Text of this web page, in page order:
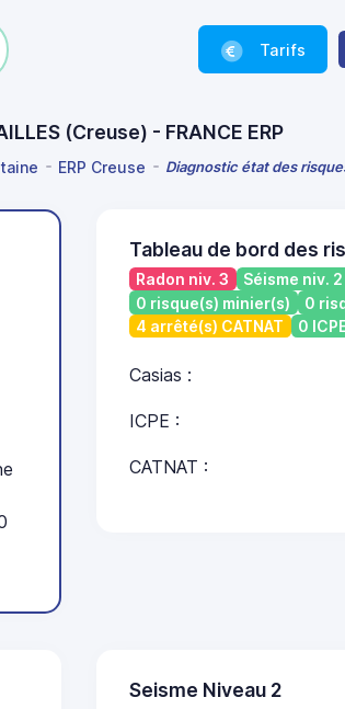
Tarifs
(Creuse) - FRANCE ERP
ERP Creuse Diagnostic état des
Tableau de bord des
Radon niv. 3 Séisme niv. 2
0 risque(s) minier(s)
0
4 arrêté(s) CATNAT
0
Casias :
ICPE :
CATNAT :
Seisme Niveau 2